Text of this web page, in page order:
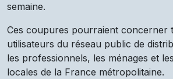
semaine.
Ces coupures pourraient concerner
utilisateurs du réseau public de
les professionnels, les ménages et
locales de la France métropolitaine.